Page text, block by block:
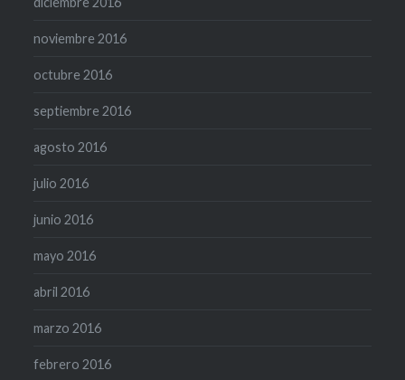
noviembre 2016
octubre 2016
septiembre 2016
agosto 2016
julio 2016
junio 2016
mayo 2016
abril 2016
marzo 2016
febrero 2016